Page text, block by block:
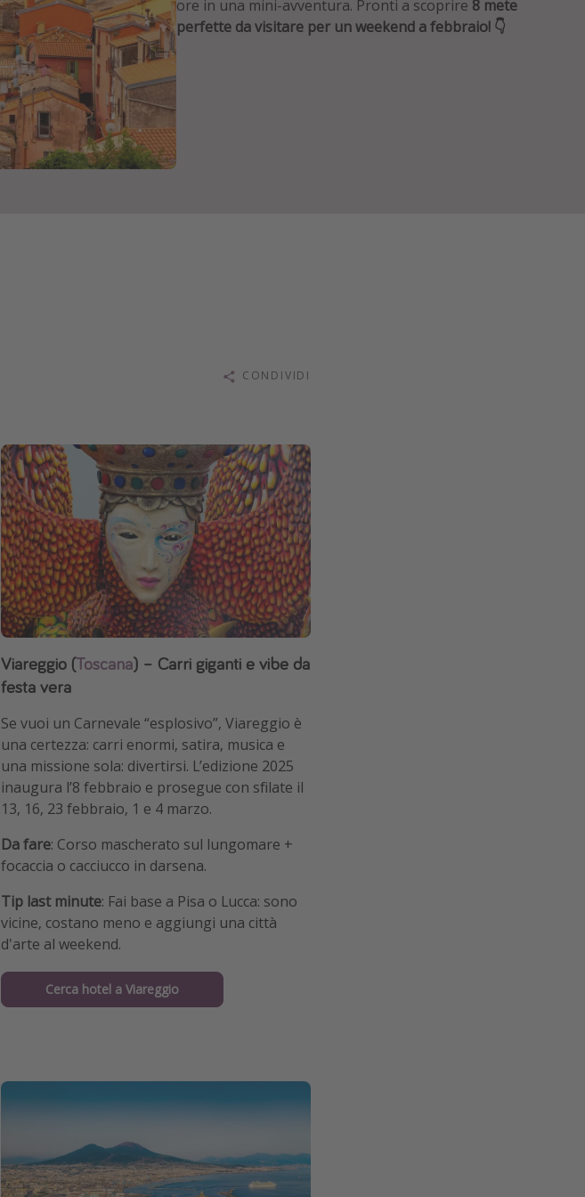
ore in una mini-avventura. Pronti a scoprire 8 mete
perfette da visitare per un weekend a febbraio! 👇
CONDIVIDI
Viareggio (Toscana) – Carri giganti e vibe da
festa vera
Se vuoi un Carnevale “esplosivo”, Viareggio è
una certezza: carri enormi, satira, musica e
una missione sola: divertirsi. L’edizione 2025
inaugura l’8 febbraio e prosegue con sfilate il
13, 16, 23 febbraio, 1 e 4 marzo.
Da fare: Corso mascherato sul lungomare +
focaccia o cacciucco in darsena.
Tip last minute: Fai base a Pisa o Lucca: sono
vicine, costano meno e aggiungi una città
d'arte al weekend.
Cerca hotel a Viareggio